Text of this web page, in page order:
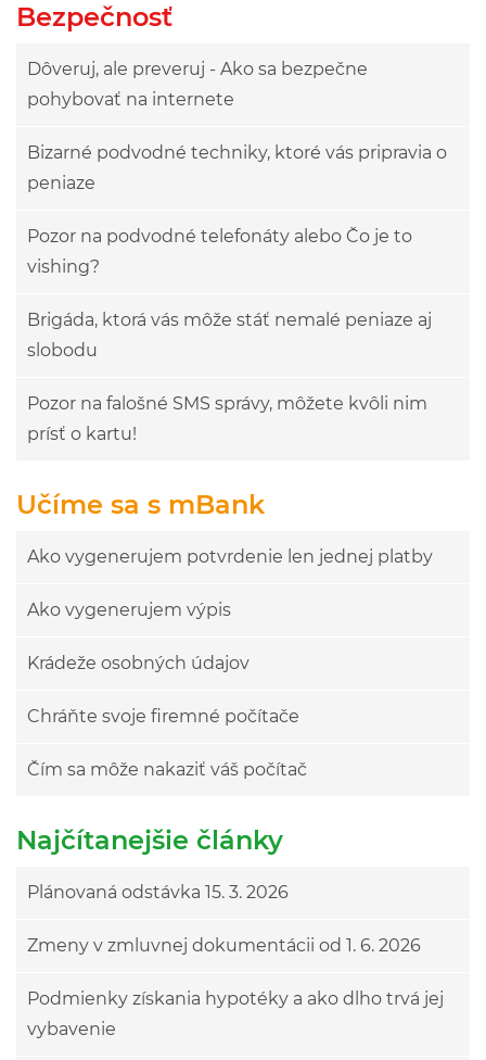
Bezpečnosť
Dôveruj, ale preveruj - Ako sa bezpečne
pohybovať na internete
Bizarné podvodné techniky, ktoré vás pripravia o
peniaze
Pozor na podvodné telefonáty alebo Čo je to
vishing?
Brigáda, ktorá vás môže stáť nemalé peniaze aj
slobodu
Pozor na falošné SMS správy, môžete kvôli nim
prísť o kartu!
Učíme sa s mBank
Ako vygenerujem potvrdenie len jednej platby
Ako vygenerujem výpis
Krádeže osobných údajov
Chráňte svoje firemné počítače
Čím sa môže nakaziť váš počítač
Najčítanejšie články
Plánovaná odstávka 15. 3. 2026
Zmeny v zmluvnej dokumentácii od 1. 6. 2026
Podmienky získania hypotéky a ako dlho trvá jej
vybavenie